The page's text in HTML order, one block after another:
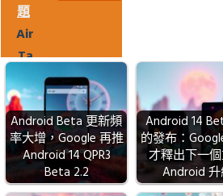
題
Air
Ta
gs
和
智
慧
標
籤
Android Beta 更新頻
率大增，Google 再推
Android 14 QPR3
Beta 2.2
Android 14
的發布：
才釋出下一
Android 升